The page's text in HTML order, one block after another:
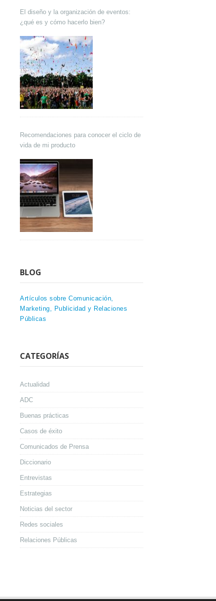
El diseño y la organización de eventos:
¿qué es y cómo hacerlo bien?
Recomendaciones para conocer el ciclo de
vida de mi producto
BLOG
Artículos sobre Comunicación,
Marketing, Publicidad y Relaciones
Públicas
CATEGORÍAS
Actualidad
ADC
Buenas prácticas
Casos de éxito
Comunicados de Prensa
Diccionario
Entrevistas
Estrategias
Noticias del sector
Redes sociales
Relaciones Públicas